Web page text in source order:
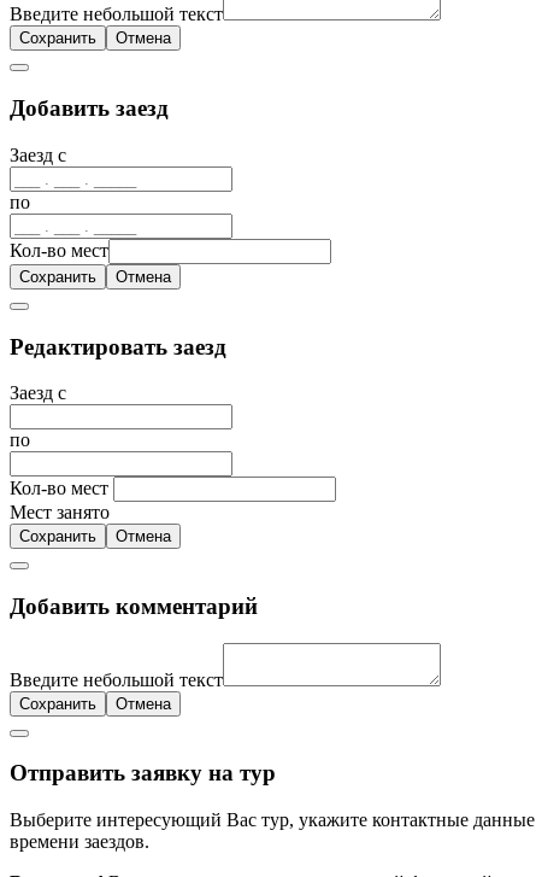
Введите небольшой текст
Сохранить Отмена
Добавить заезд
Заезд с
по
Кол-во мест
Сохранить Отмена
Редактировать заезд
Заезд с
по
Кол-во мест
Мест занято
Сохранить Отмена
Добавить комментарий
Введите небольшой текст
Сохранить Отмена
Отправить заявку на тур
Выберите интересующий Вас тур, укажите контактные
времени заездов.